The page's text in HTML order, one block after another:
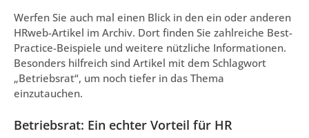
Werfen Sie auch mal einen Blick in den ein oder anderen
HRweb-Artikel im Archiv. Dort finden Sie zahlreiche Best-
Practice-Beispiele und weitere nützliche Informationen.
Besonders hilfreich sind Artikel mit dem Schlagwort
„Betriebsrat“, um noch tiefer in das Thema
einzutauchen.
Betriebsrat: Ein echter Vorteil für HR